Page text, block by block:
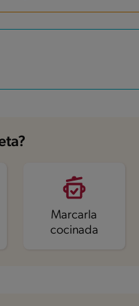
Marcarla
cocinada